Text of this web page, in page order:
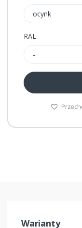
ocynk
RAL
-
Warianty